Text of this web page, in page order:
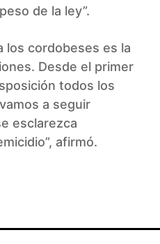
de la ley”.
los cordobeses es la
Desde el primer
todos los
a seguir
esclarezca
afirmó.